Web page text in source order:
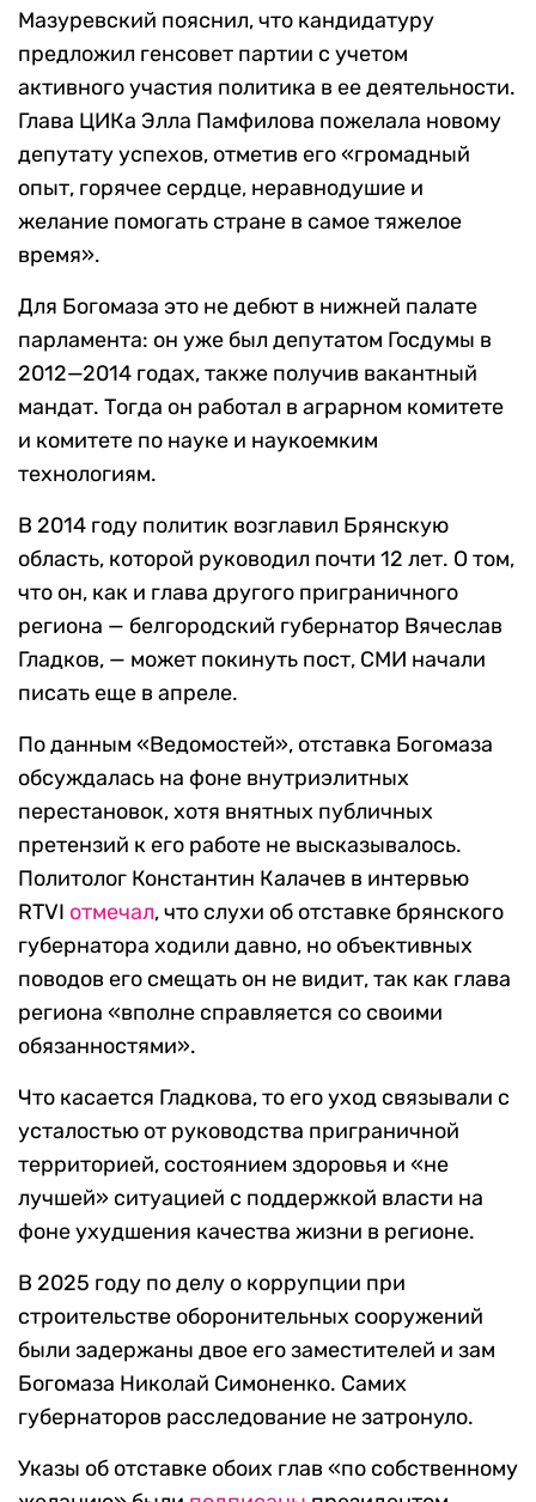
Мазуревский пояснил, что кандидатуру
предложил генсовет партии с учетом
активного участия политика в ее деятельности.
Глава ЦИКа Элла Памфилова пожелала новому
депутату успехов, отметив его «громадный
опыт, горячее сердце, неравнодушие и
желание помогать стране в самое тяжелое
время».
Для Богомаза это не дебют в нижней палате
парламента: он уже был депутатом Госдумы в
2012—2014 годах, также получив вакантный
мандат. Тогда он работал в аграрном комитете
и комитете по науке и наукоемким
технологиям.
В 2014 году политик возглавил Брянскую
область, которой руководил почти 12 лет. О том,
что он, как и глава другого приграничного
региона — белгородский губернатор Вячеслав
Гладков, — может покинуть пост, СМИ начали
писать еще в апреле.
По данным «Ведомостей», отставка Богомаза
обсуждалась на фоне внутриэлитных
перестановок, хотя внятных публичных
претензий к его работе не высказывалось.
Политолог Константин Калачев в интервью
RTVI отмечал, что слухи об отставке брянского
губернатора ходили давно, но объективных
поводов его смещать он не видит, так как глава
региона «вполне справляется со своими
обязанностями».
Что касается Гладкова, то его уход связывали с
усталостью от руководства приграничной
территорией, состоянием здоровья и «не
лучшей» ситуацией с поддержкой власти на
фоне ухудшения качества жизни в регионе.
В 2025 году по делу о коррупции при
строительстве оборонительных сооружений
были задержаны двое его заместителей и зам
Богомаза Николай Симоненко. Самих
губернаторов расследование не затронуло.
Указы об отставке обоих глав «по собственному